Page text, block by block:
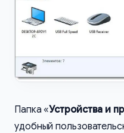
Папка «Устройства и
удобный